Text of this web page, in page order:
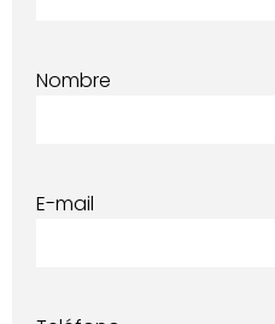
Nombre
E-mail